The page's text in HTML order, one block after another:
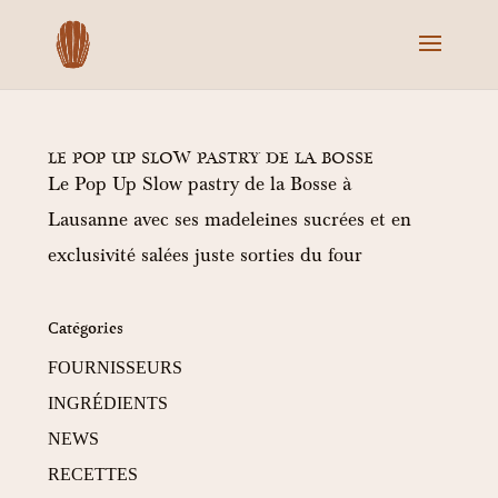
LE POP UP SLOW PASTRY DE LA BOSSE
Le Pop Up Slow pastry de la Bosse à
Lausanne avec ses madeleines sucrées et en
exclusivité salées juste sorties du four
Catégories
FOURNISSEURS
INGRÉDIENTS
NEWS
RECETTES